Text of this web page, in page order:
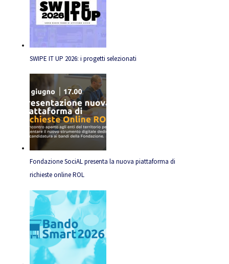
SWIPE IT UP 2026: i progetti selezionati
Fondazione SociAL presenta la nuova piattaforma di
richieste online ROL